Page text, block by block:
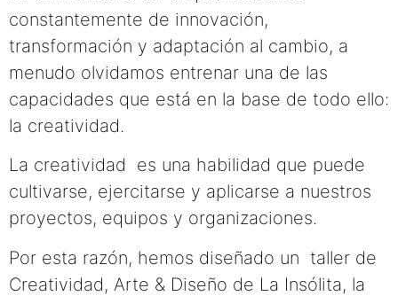
constantemente de innovación,
transformación y adaptación al cambio, a
menudo olvidamos entrenar una de las
capacidades que está en la base de todo ello:
la creatividad.
La creatividad es una habilidad que puede
cultivarse, ejercitarse y aplicarse a nuestros
proyectos, equipos y organizaciones.
Por esta razón, hemos diseñado un taller de
Creatividad, Arte & Diseño de La Insólita, la